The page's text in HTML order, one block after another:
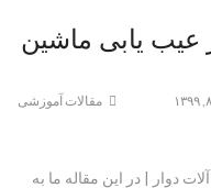
عیب یابی ماشین
مقالات آموزشی
دوار | در این مقاله ما به